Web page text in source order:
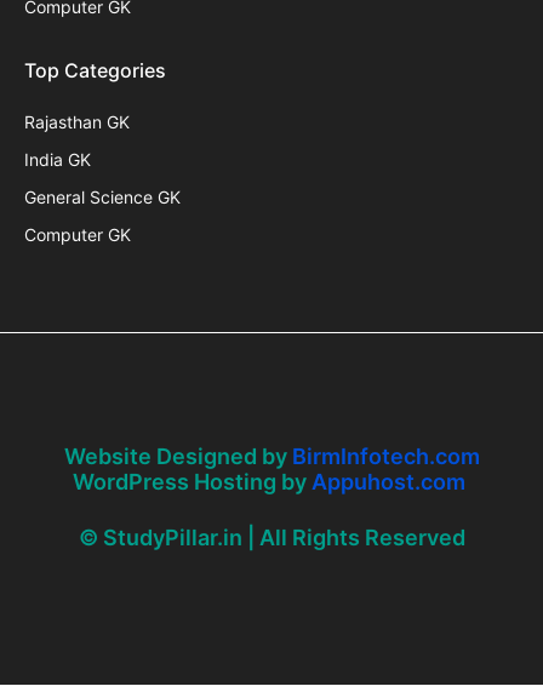
Computer GK
Top Categories
Rajasthan GK
India GK
General Science GK
Computer GK
Website Designed by BirmInfotech.com
WordPress Hosting by Appuhost.com
© StudyPillar.in | All Rights Reserved